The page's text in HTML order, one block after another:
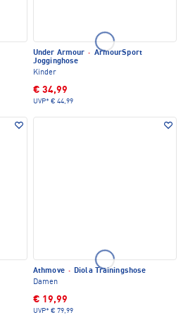
Under Armour · ArmourSport
Jogginghose
Kinder
€ 34,99
UVP* € 44,99
Athmove · Diola Trainingshose
Damen
€ 19,99
UVP* € 79,99